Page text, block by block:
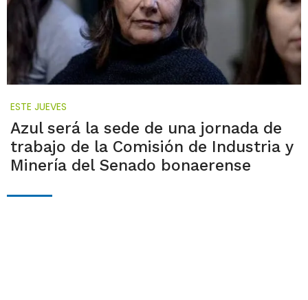
ESTE JUEVES
Azul será la sede de una jornada de
trabajo de la Comisión de Industria y
Minería del Senado bonaerense